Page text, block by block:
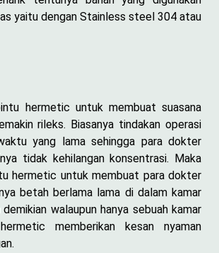
yaitu dengan Stainless steel 304 atau
hermetic untuk membuat suasana
rileks. Biasanya tindakan operasi
yang lama sehingga para dokter
tidak kehilangan konsentrasi. Maka
hermetic untuk membuat para dokter
betah berlama lama di dalam kamar
walaupun hanya sebuah kamar
memberikan kesan nyaman